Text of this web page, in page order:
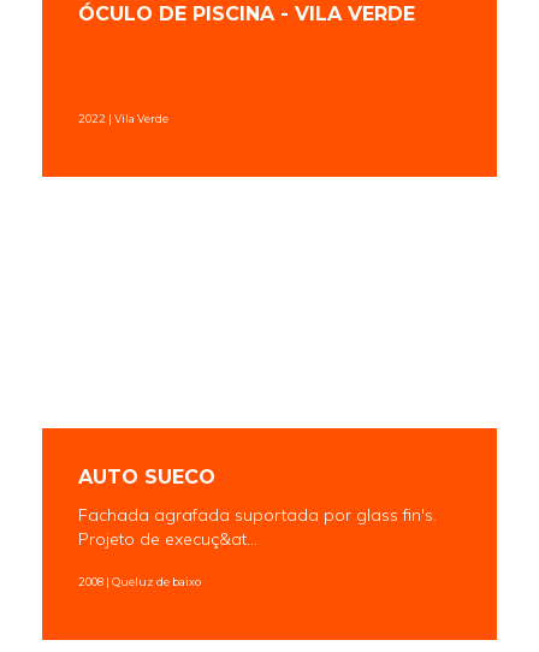
ÓCULO DE PISCINA - VILA VERDE
2022 | Vila Verde
AUTO SUECO
Fachada agrafada suportada por glass fin's.
Projeto de execuç&at...
2008 | Queluz de baixo